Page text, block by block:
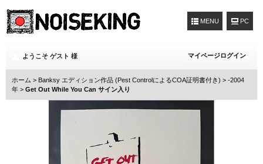
MENU
ようこそ ゲスト 様 マイページログイン
ホーム > Banksy エディション作品 (Pest ControlによるCOA証明書付き) > -2004
年 > Get Out While You Can サイン入り